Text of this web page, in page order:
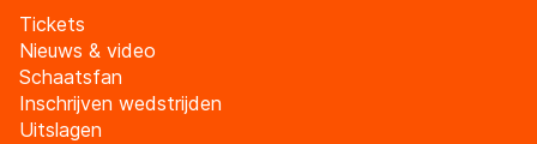
Tickets
Nieuws & video
Schaatsfan
Inschrijven wedstrijden
Uitslagen